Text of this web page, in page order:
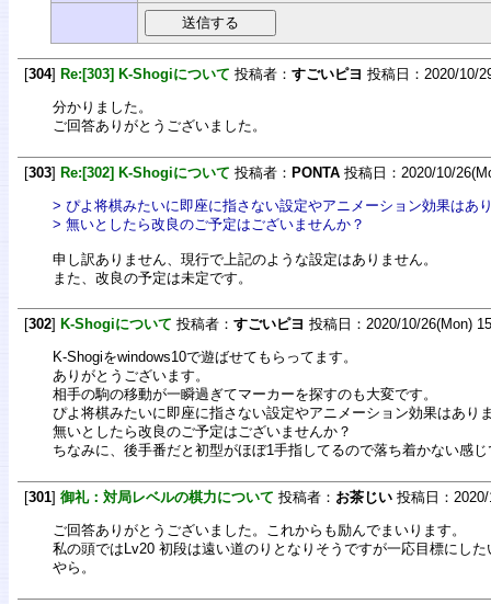
[304] Re:[303] K-Shogiについて 投稿者： すごいピヨ 投稿日：2020/10/
分かりました。
ご回答ありがとうございました。
[303] Re:[302] K-Shogiについて 投稿者： PONTA 投稿日：2020/10/
> ぴよ将棋みたいに即座に指さない設定やアニメーション効果はあ
> 無いとしたら改良のご予定はございませんか？
申し訳ありません、現行で上記のような設定はありません。
また、改良の予定は未定です。
[302] K-Shogiについて 投稿者： すごいピヨ 投稿日：2020/10/26(Mon)
K-Shogiをwindows10で遊ばせてもらってます。
ありがとうございます。
相手の駒の移動が一瞬過ぎてマーカーを探すのも大変です。
ぴよ将棋みたいに即座に指さない設定やアニメーション効果はあり
無いとしたら改良のご予定はございませんか？
ちなみに、後手番だと初型がほぼ1手指してるので落ち着かない感
[301] 御礼：対局レベルの棋力について 投稿者： お茶じい 投稿日：
ご回答ありがとうございました。これからも励んでまいります。
私の頭ではLv20 初段は遠い道のりとなりそうですが一応目標にし
やら。